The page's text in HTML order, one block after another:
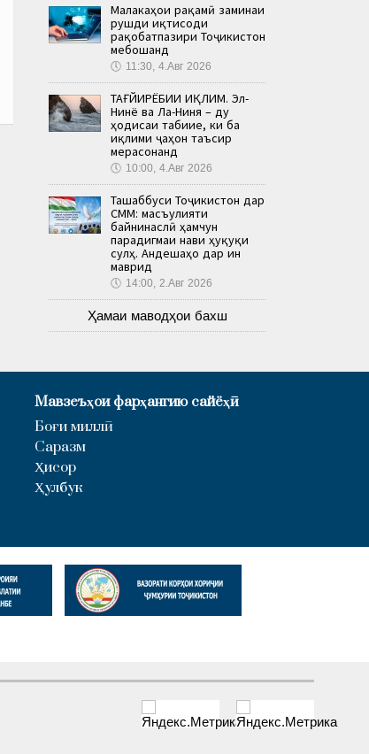
Малакаҳои рақамӣ заминаи
рушди иқтисоди
рақобатпазири Тоҷикистон
мебошанд
🕔 11:30, 4.Авг 2026
ТАҒЙИРЁБИИ ИҚЛИМ. Эл-
Нинё ва Ла-Ниня – ду
ҳодисаи табиие, ки ба
иқлими ҷаҳон таъсир
мерасонанд
🕔 10:00, 4.Авг 2026
Ташаббуси Тоҷикистон дар
СММ: масъулияти
байнинаслӣ ҳамчун
парадигмаи нави ҳуқуқи
сулҳ. Андешаҳо дар ин
маврид
🕔 14:00, 2.Авг 2026
Ҳамаи маводҳои бахш
Мавзеъҳои фарҳангию сайёҳӣ
Боғи миллӣ
Саразм
Ҳисор
Ҳулбук